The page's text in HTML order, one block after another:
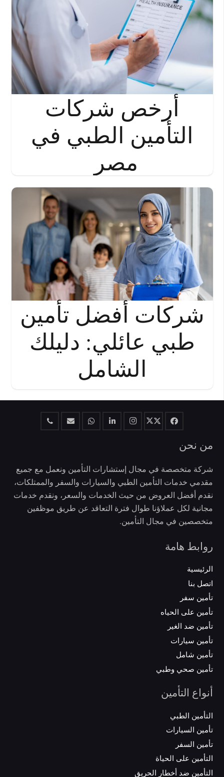
أرخص شركات
التأمين الطبي في
مصر
شركات أفضل تأمين
طبي عائلي: دليلك
الشامل
من نحن
شركة متخصصة في مجال إستشارات التأمين ونعمل مع جميع
مقدمي خدمات التأمين الطبي والسيارات والسفر والممتلكات،
نقدم أفضل العروض من حيث الخدمات والسعر، ونقدم خدمات
مجانية لكل عملاؤنا طوال فترة التعاقد عن طريق موظفين
متخصصين في مجال التأمين.
روابط هامة
الرئيسية
اتصل بنا
تأمين سفر
تأمين على الحياه
تأمين ضد الغير
تأمين سيارات
تأمين شامل
تأمين صحي وطبي
أنواع التأمين
التأمين الطبي
تأمين السيارات
تأمين السفر
التأمين على الحياة
التأمين ضد أخطار الحريق